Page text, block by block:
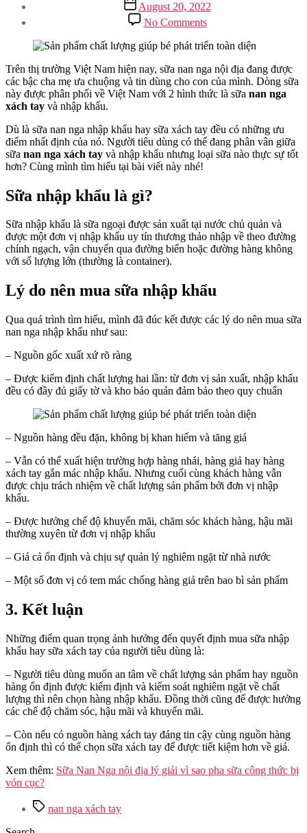
date
August 20, 2022
No Commentson
Các
Lý
Nên
Mua
Sữa
Nhập
Khẩu
Trên thị trường Việt Nam hiện nay, sữa nan nga nội địa đang được
các bậc cha mẹ ưa chuộng và tin dùng cho con của mình. Dòng sữa
này được phân phối về Việt Nam với 2 hình thức là sữa nan nga
xách tay và nhập khẩu.
Dù là sữa nan nga nhập khẩu hay sữa xách tay đều có những ưu
điểm nhất định của nó. Người tiêu dùng có thể đang phân vân giữa
sữa nan nga xách tay và nhập khẩu nhưng loại sữa nào thực sự tốt
hơn? Cùng mình tìm hiểu tại bài viết này nhé!
Sữa nhập khẩu là gì?
Sữa nhập khẩu là sữa ngoại được sản xuất tại nước chủ quản và
được một đơn vị nhập khẩu uy tín thương thảo nhập về theo đường
chính ngạch, vận chuyển qua đường biển hoặc đường hàng không
với số lượng lớn (thường là container).
Lý do nên mua sữa nhập khẩu
Qua quá trình tìm hiểu, mình đã đúc kết được các lý do nên mua sữa
nan nga nhập khẩu như sau:
– Nguồn gốc xuất xứ rõ ràng
– Được kiểm định chất lượng hai lần: từ đơn vị sản xuất, nhập khẩu
đều có đầy đủ giấy tờ và kho bảo quản đảm bảo theo quy chuẩn
– Nguồn hàng đều đặn, không bị khan hiếm và tăng giá
– Vẫn có thể xuất hiện trường hợp hàng nhái, hàng giả hay hàng
xách tay gắn mác nhập khẩu. Nhưng cuối cùng khách hàng vẫn
được chịu trách nhiệm về chất lượng sản phẩm bởi đơn vị nhập
khẩu.
– Được hưởng chế độ khuyến mãi, chăm sóc khách hàng, hậu mãi
thường xuyên từ đơn vị nhập khẩu
– Giá cả ổn định và chịu sự quản lý nghiêm ngặt từ nhà nước
– Một số đơn vị có tem mác chống hàng giả trên bao bì sản phẩm
3. Kết luận
Những điểm quan trọng ảnh hưởng đến quyết định mua sữa nhập
khẩu hay sữa xách tay của người tiêu dùng là:
– Người tiêu dùng muốn an tâm về chất lượng sản phẩm hay nguồn
hàng ổn định được kiểm định và kiểm soát nghiêm ngặt về chất
lượng thì nên chọn hàng nhập khẩu. Đồng thời cũng để được hưởng
các chế độ chăm sóc, hậu mãi và khuyến mãi.
– Còn nếu có nguồn hàng xách tay đáng tin cậy cùng nguồn hàng
ổn định thì có thể chọn sữa xách tay để được tiết kiệm hơn về giá.
Xem thêm: Sữa Nan Nga nội địa lý giải vì sao pha sữa công thức bị
vón cục?
Tagsnan nga xách tay